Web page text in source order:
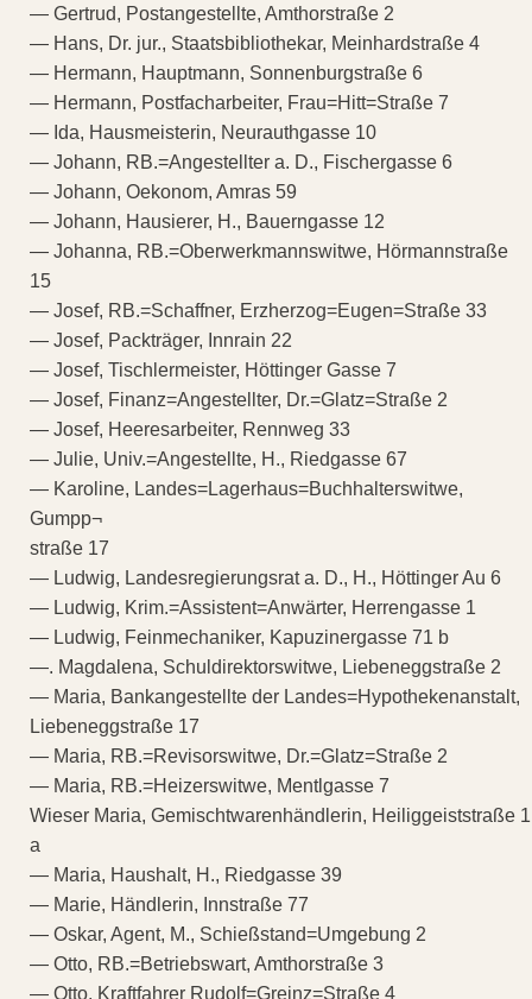
— Gertrud, Postangestellte, Amthorstraße 2
— Hans, Dr. jur., Staatsbibliothekar, Meinhardstraße 4
— Hermann, Hauptmann, Sonnenburgstraße 6
— Hermann, Postfacharbeiter, Frau=Hitt=Straße 7
— Ida, Hausmeisterin, Neurauthgasse 10
— Johann, RB.=Angestellter a. D., Fischergasse 6
— Johann, Oekonom, Amras 59
— Johann, Hausierer, H., Bauerngasse 12
— Johanna, RB.=Oberwerkmannswitwe, Hörmannstraße
15
— Josef, RB.=Schaffner, Erzherzog=Eugen=Straße 33
— Josef, Packträger, Innrain 22
— Josef, Tischlermeister, Höttinger Gasse 7
— Josef, Finanz=Angestellter, Dr.=Glatz=Straße 2
— Josef, Heeresarbeiter, Rennweg 33
— Julie, Univ.=Angestellte, H., Riedgasse 67
— Karoline, Landes=Lagerhaus=Buchhalterswitwe,
Gumpp¬
straße 17
— Ludwig, Landesregierungsrat a. D., H., Höttinger Au 6
— Ludwig, Krim.=Assistent=Anwärter, Herrengasse 1
— Ludwig, Feinmechaniker, Kapuzinergasse 71 b
—. Magdalena, Schuldirektorswitwe, Liebeneggstraße 2
— Maria, Bankangestellte der Landes=Hypothekenanstalt,
Liebeneggstraße 17
— Maria, RB.=Revisorswitwe, Dr.=Glatz=Straße 2
— Maria, RB.=Heizerswitwe, Mentlgasse 7
Wieser Maria, Gemischtwarenhändlerin, Heiliggeiststraße 1
a
— Maria, Haushalt, H., Riedgasse 39
— Marie, Händlerin, Innstraße 77
— Oskar, Agent, M., Schießstand=Umgebung 2
— Otto, RB.=Betriebswart, Amthorstraße 3
— Otto, Kraftfahrer Rudolf=Greinz=Straße 4